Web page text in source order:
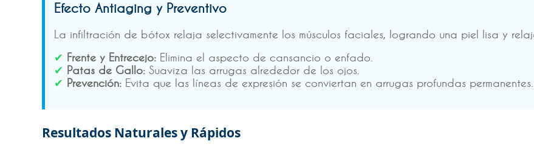
Efecto Antiaging y Preventivo
La infiltración de bótox relaja selectivamente los músculos faciales, logrando una piel lisa y
✔ Frente y Entrecejo: Elimina el aspecto de cansancio o enfado.
✔ Patas de Gallo: Suaviza las arrugas alrededor de los ojos.
✔ Prevención: Evita que las líneas de expresión se conviertan en arrugas profundas permanentes.
Resultados Naturales y Rápidos